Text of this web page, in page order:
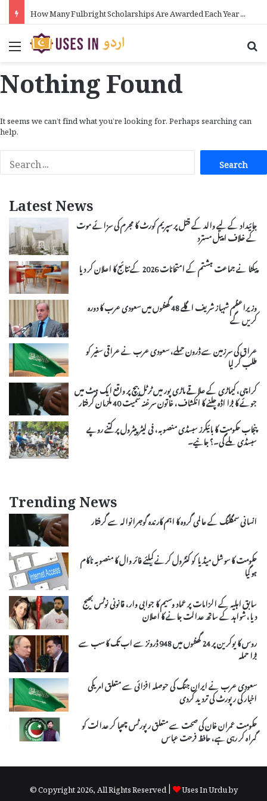
How Many Fulbright Scholarships Are Awarded Each Year in Urdu
Menu
Nothing Found
It seems we can’t find what you’re looking for. Perhaps searching can
help.
Search
for:
Latest News
جائیداد کے لیے والد کے قتل پر سپریم کورٹ کا مجرم کی سزائے موت
کے خلاف اپیل مسترد
پیکٹا نے جماعت ہشتم کے امتحانات 2026 کے نتائج کا اعلان کر دیا
وزیراعظم شہباز شریف اگلے 48 گھنٹوں میں سعودی عرب کا دورہ
کریں گے
عراق کی سرزمین سے ڈرون حملے، سعودی عرب نے عراقی سفیر کو
طلب کر لیا
کراچی، کیماڑی کے علاقے ماڑی پور میں ٹرٹل بیچ پر واقع ایک ہٹ میں
جوئے کا بڑا اڈہ چلنے کا انکشاف، خاتون سرغنہ سمیت 40 ملزمان گرفتار
پنجاب حکومت کا بائیکرز سبسڈی منصوبہ، فی لیٹر پیٹرول پر کتنے روپے
سبسڈی ملے گی۔؟ جانیے۔
Trending News
انسانی سمگلنگ کے عالمی گروہ کا اہم کارندہ گوجرانوالہ سے گرفتار
حکومت کا سوشل میڈیا کو کنٹرول کرنے کیلئے فائر وال کا منصوبہ ناکام
ہو گیا
سابق اہلیہ کے الزامات پر عماد وسیم کا جوابی وار، قانونی نوٹس بھیج
دیا، شواہد کے ساتھ عدالت جانے کا اعلان
روس کا یوکرین پر 24 گھنٹوں میں 948 ڈرونز سے اب تک کا سب سے
بڑا حملہ
سعودی عرب نے ایران جنگ کی حوصلہ افزائی سے متعلق امریکی
اخبار کی رپورٹ کی تردید کردی
حکومت عمران خان کی صحت سے متعلق رپورٹس چھپا کر عدالت کو
گمراہ کر رہی ہے، حافظ فرحت عباس
© Copyright 2026, All Rights Reserved |
Uses In Urdu by